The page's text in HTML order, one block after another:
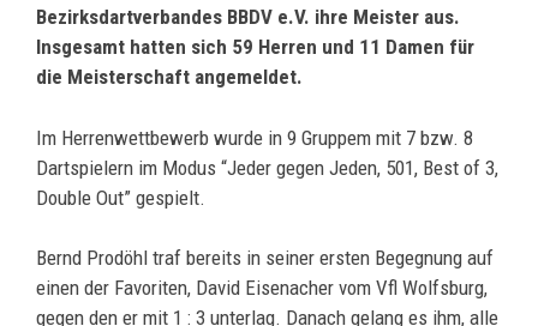
Bezirksdartverbandes BBDV e.V. ihre Meister aus.
Insgesamt hatten sich 59 Herren und 11 Damen für
die Meisterschaft angemeldet.
Im Herrenwettbewerb wurde in 9 Gruppem mit 7 bzw. 8
Dartspielern im Modus “Jeder gegen Jeden, 501, Best of 3,
Double Out” gespielt.
Bernd Prodöhl traf bereits in seiner ersten Begegnung auf
einen der Favoriten, David Eisenacher vom Vfl Wolfsburg,
gegen den er mit 1 : 3 unterlag. Danach gelang es ihm, alle